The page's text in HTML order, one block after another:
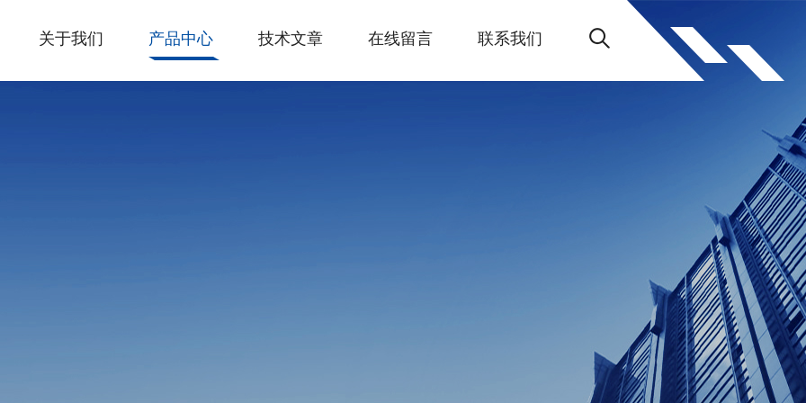
关于我们 产品中心 技术文章 在线留言 联系我们